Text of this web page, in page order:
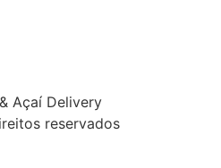
Açaí Delivery
reservados